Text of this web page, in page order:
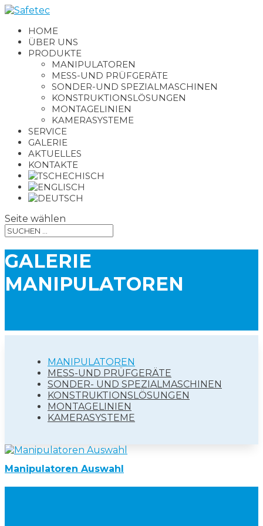
HOME
ÜBER UNS
PRODUKTE
MANIPULATOREN
MESS-UND PRÜFGERÄTE
SONDER-UND SPEZIALMASCHINEN
KONSTRUKTIONSLÖSUNGEN
MONTAGELINIEN
KAMERASYSTEME
SERVICE
GALERIE
AKTUELLES
KONTAKTE
Seite wählen
GALERIE
MANIPULATOREN
MANIPULATOREN
MESS-UND PRÜFGERÄTE
SONDER- UND SPEZIALMASCHINEN
KONSTRUKTIONSLÖSUNGEN
MONTAGELINIEN
KAMERASYSTEME
Manipulatoren Auswahl